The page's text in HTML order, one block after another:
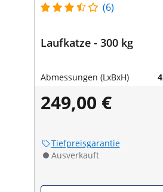
(6)
Laufkatze - 300 kg
Abmessungen (LxBxH)
249,00 €
Tiefpreisgarantie
Ausverkauft